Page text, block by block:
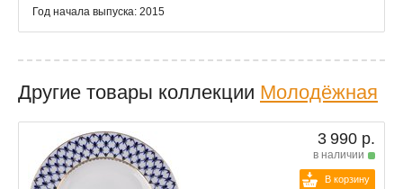
Год начала выпуска: 2015
Другие товары коллекции Молодёжная
3 990 р.
в наличии
В корзину